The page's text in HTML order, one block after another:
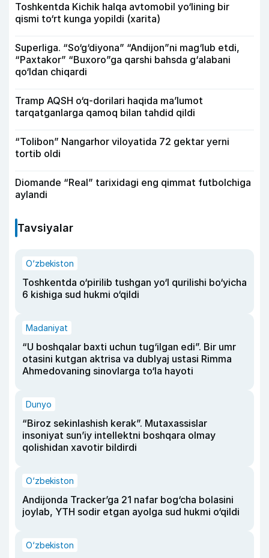
Toshkentda Kichik halqa avtomobil yo‘lining bir
qismi to‘rt kunga yopildi (xarita)
Superliga. “So‘g‘diyona” “Andijon”ni mag‘lub etdi,
“Paxtakor” “Buxoro”ga qarshi bahsda g‘alabani
qo‘ldan chiqardi
Tramp AQSH o‘q-dorilari haqida ma’lumot
tarqatganlarga qamoq bilan tahdid qildi
“Tolibon” Nangarhor viloyatida 72 gektar yerni
tortib oldi
Diomande “Real” tarixidagi eng qimmat futbolchiga
aylandi
Tavsiyalar
O‘zbekiston
Toshkentda o‘pirilib tushgan yo‘l qurilishi bo‘yicha
6 kishiga sud hukmi o‘qildi
Madaniyat
“U boshqalar baxti uchun tug‘ilgan edi”. Bir umr
otasini kutgan aktrisa va dublyaj ustasi Rimma
Ahmedovaning sinovlarga to‘la hayoti
Dunyo
“Biroz sekinlashish kerak”. Mutaxassislar
insoniyat sun’iy intellektni boshqara olmay
qolishidan xavotir bildirdi
O‘zbekiston
Andijonda Tracker’ga 21 nafar bog‘cha bolasini
joylab, YTH sodir etgan ayolga sud hukmi o‘qildi
O‘zbekiston